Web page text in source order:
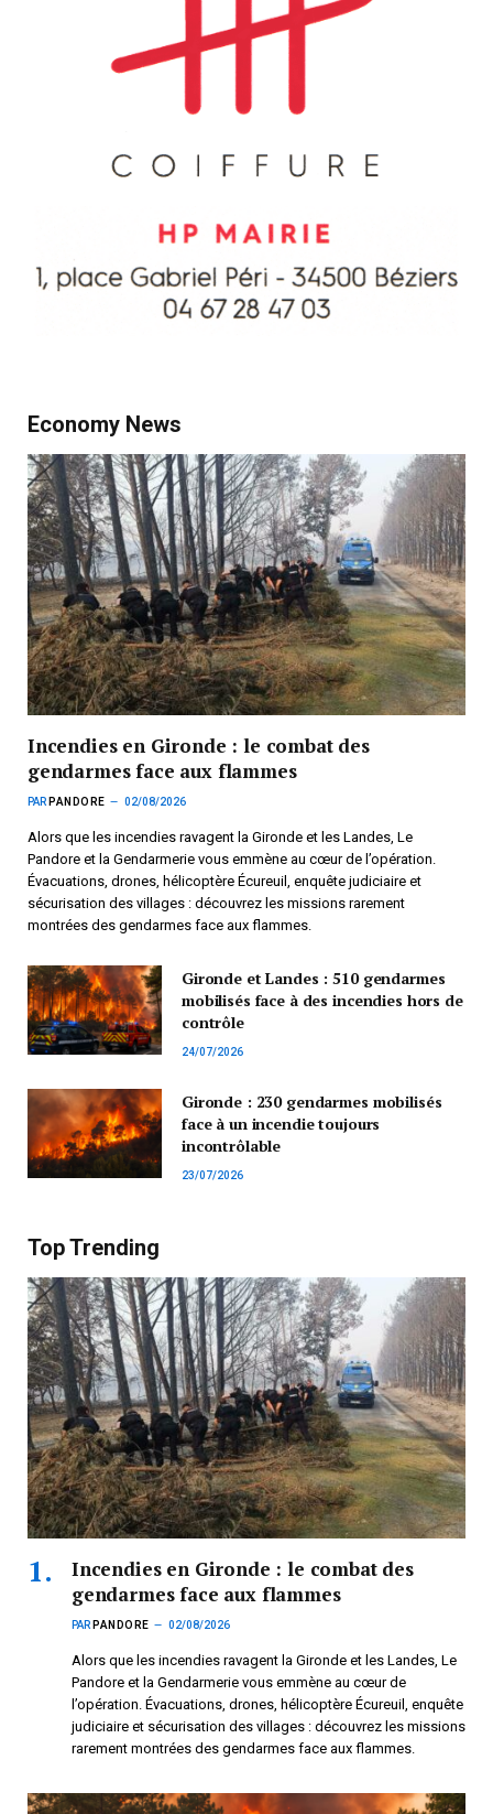
Economy News
Incendies en Gironde : le combat des
gendarmes face aux flammes
PAR PANDORE 02/08/2026
Alors que les incendies ravagent la Gironde et les Landes, Le
Pandore et la Gendarmerie vous emmène au cœur de l’opération.
Évacuations, drones, hélicoptère Écureuil, enquête judiciaire et
sécurisation des villages : découvrez les missions rarement
montrées des gendarmes face aux flammes.
Gironde et Landes : 510 gendarmes
mobilisés face à des incendies hors de
contrôle
24/07/2026
Gironde : 230 gendarmes mobilisés
face à un incendie toujours
incontrôlable
23/07/2026
Top Trending
Incendies en Gironde : le combat des
gendarmes face aux flammes
PAR PANDORE 02/08/2026
Alors que les incendies ravagent la Gironde et les Landes, Le
Pandore et la Gendarmerie vous emmène au cœur de
l’opération. Évacuations, drones, hélicoptère Écureuil, enquête
judiciaire et sécurisation des villages : découvrez les missions
rarement montrées des gendarmes face aux flammes.